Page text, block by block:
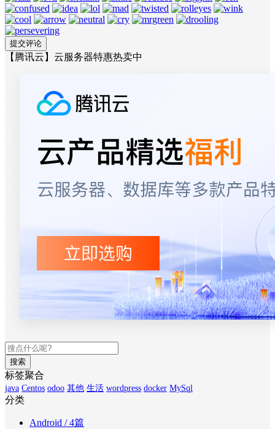
【腾讯云】云服务器特惠热卖中
搜索
标签聚合
java Centos odoo 其他 生活 wordpress docker MySql
分类
Android / 4篇